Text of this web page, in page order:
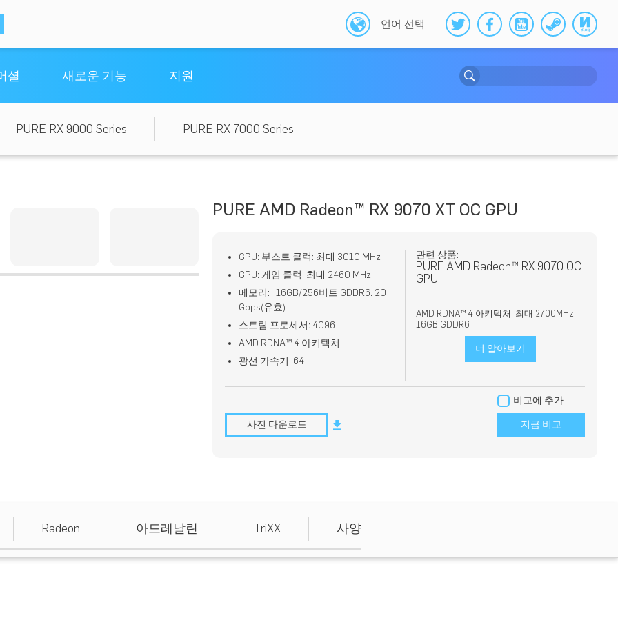
언어 선택
셜 새로운 기능 지원
PURE RX 9000 Series PURE RX 7000 Series
PURE AMD Radeon™ RX 9070 XT OC GPU
GPU: 부스트 클럭: 최대 3010 MHz
GPU: 게임 클럭: 최대 2460 MHz
메모리: 16GB/256비트 GDDR6. 20
Gbps(유효)
스트림 프로세서: 4096
AMD RDNA™ 4 아키텍처
광선 가속기: 64
관련 상품:
PURE AMD Radeon™ RX 9070 OC
GPU
AMD RDNA™ 4 아키텍처, 최대 2700MHz,
16GB GDDR6
더 알아보기
사진 다운로드
비교에 추가
지금 비교
Radeon 아드레날린 TriXX 사양